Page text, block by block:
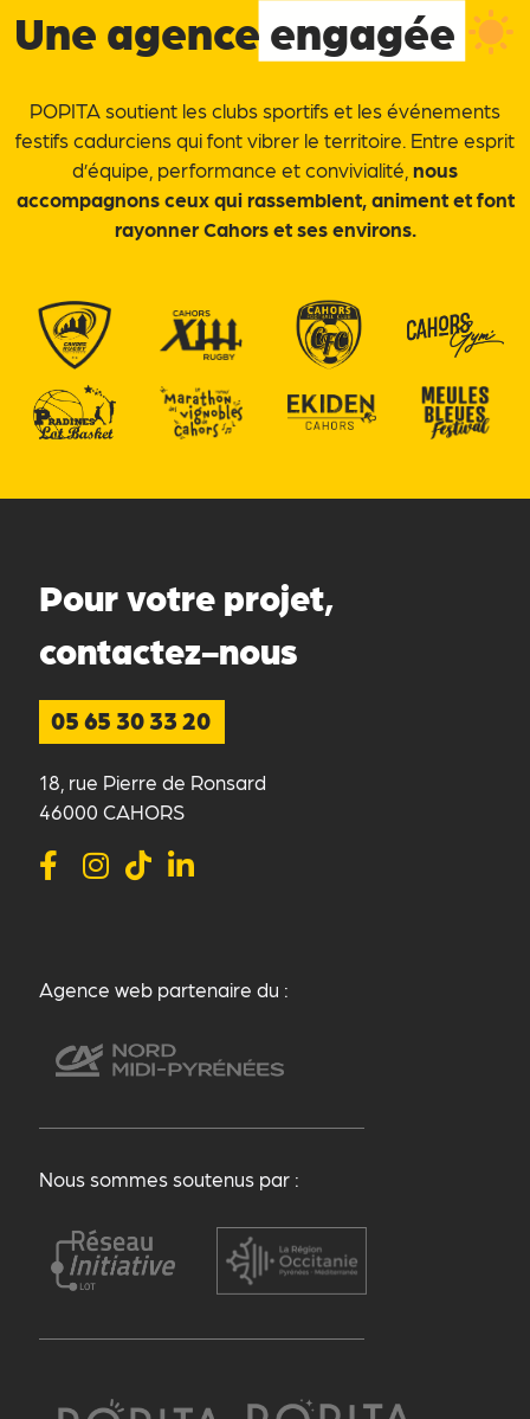
Une agence engagée
POPITA soutient les clubs sportifs et les événements
festifs cadurciens qui font vibrer le territoire. Entre esprit
d’équipe, performance et convivialité, nous
accompagnons ceux qui rassemblent, animent et font
rayonner Cahors et ses environs.
Pour votre projet,
contactez-nous
05 65 30 33 20
18, rue Pierre de Ronsard
46000 CAHORS
Agence web partenaire du :
Nous sommes soutenus par :